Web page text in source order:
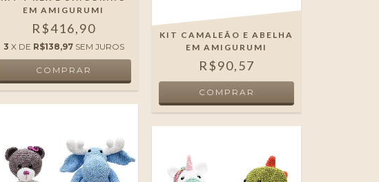
EM AMIGURUMI
R$416,90
3 X DE R$138,97 SEM JUROS
KIT CAMALEÃO E ABELHA
EM AMIGURUMI
R$90,57